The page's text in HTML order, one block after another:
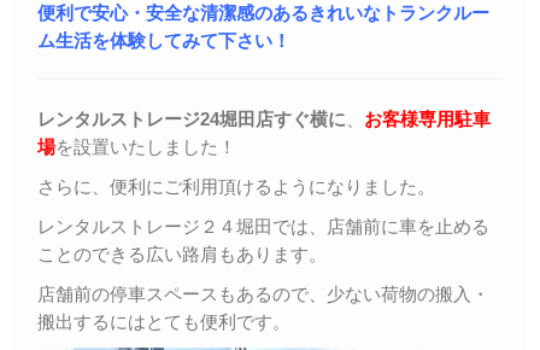
便利で安心・安全な清潔感のあるきれいなトランクルー
ム生活を体験してみて下さい！
レンタルストレージ24堀田店すぐ横に
お客様専用駐車
場を設置いたしました！
さらに、便利にご利用頂けるようになりました。
レンタルストレージ２４堀田では、店舗前に車を止める
ことのできる広い路肩もあります。
店舗前の停車スペースもあるので、少ない荷物の搬入・
搬出するにはとても便利です。